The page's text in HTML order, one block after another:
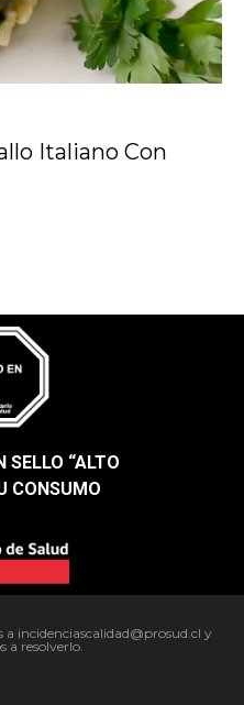
Italiano Con
SELLO “ALTO
CONSUMO​
a incidenciascalidad@prosud.cl y
a resolverlo.